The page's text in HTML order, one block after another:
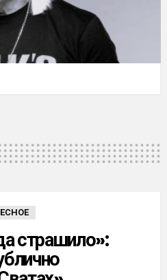
страшило»: